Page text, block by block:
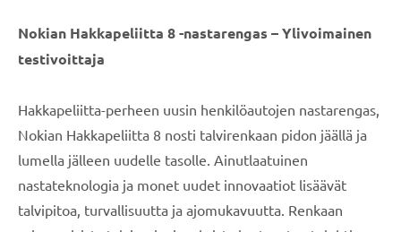
Nokian Hakkapeliitta 8 -nastarengas – Ylivoimainen
testivoittaja
Hakkapeliitta-perheen uusin henkilöautojen nastarengas,
Nokian Hakkapeliitta 8 nosti talvirenkaan pidon jäällä ja
lumella jälleen uudelle tasolle. Ainutlaatuinen
nastateknologia ja monet uudet innovaatiot lisäävät
talvipitoa, turvallisuutta ja ajomukavuutta. Renkaan